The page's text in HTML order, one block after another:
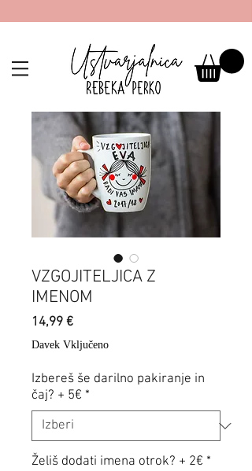
VZGOJITELJICA Z
IMENOM
14,99 €Price
Davek Vključeno
Izbereš še darilno pakiranje in
čaj? + 5€ *
Želiš dodati imena otrok? + 2€ *